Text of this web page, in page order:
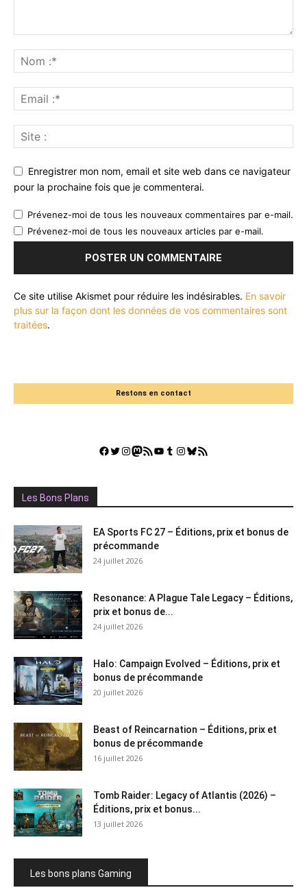
Enregistrer mon nom, email et site web dans ce navigateur
pour la prochaine fois que je commenterai.
Prévenez-moi de tous les nouveaux commentaires par e-mail.
Prévenez-moi de tous les nouveaux articles par e-mail.
Ce site utilise Akismet pour réduire les indésirables. En savoir
plus sur la façon dont les données de vos commentaires sont
traitées.
Restons en contact
Facebook
Twitter
Instagram
Mastodon
Flux RSSYouTube
Tumblr
Instagram
Bluesky
GestGame
Les Bons Plans
EA Sports FC 27 – Éditions, prix et bonus de
précommande
24 juillet 2026
Resonance: A Plague Tale Legacy – Éditions,
prix et bonus de...
24 juillet 2026
Halo: Campaign Evolved – Éditions, prix et
bonus de précommande
20 juillet 2026
Beast of Reincarnation – Éditions, prix et
bonus de précommande
16 juillet 2026
Tomb Raider: Legacy of Atlantis (2026) –
Éditions, prix et bonus...
13 juillet 2026
Les bons plans Gaming